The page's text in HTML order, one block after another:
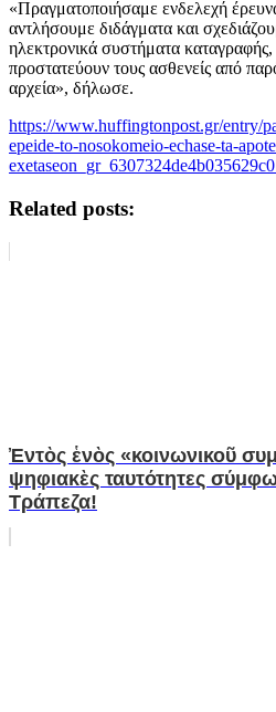
«Πραγματοποιήσαμε ενδελεχή
αντλήσουμε διδάγματα και
ηλεκτρονικά συστήματα
προστατεύουν τους ασθενείς από
αρχεία», δήλωσε.
https://www.huffingtonpost.gr/entry/
epeide-to-nosokomeio-echase-ta-
Related posts:
Ἐντὸς ἑνὸς «κοινωνικοῦ
ψηφιακὲς ταυτότητες
Τράπεζα!